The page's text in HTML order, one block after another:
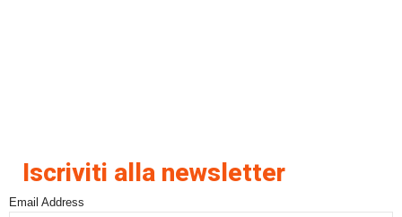
Iscriviti alla newsletter
Email Address